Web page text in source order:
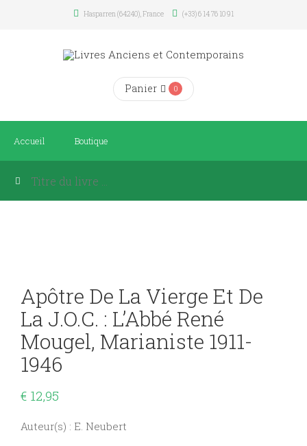
Hasparren (64240), France (+33) 6 14 76 10 91
Panier 0
Accueil Boutique
Apôtre De La Vierge Et De
La J.O.C. : L’Abbé René
Mougel, Marianiste 1911-
1946
€ 12,95
Auteur(s) : E. Neubert